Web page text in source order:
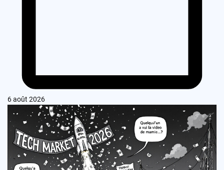
6 août 2026